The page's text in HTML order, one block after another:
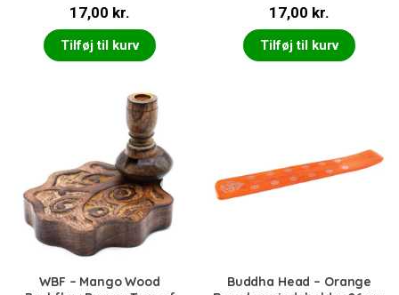
17,00 kr.
Tilføj til kurv
17,00 kr.
Tilføj til kurv
WBF – Mango Wood
Buddha Head – Orange